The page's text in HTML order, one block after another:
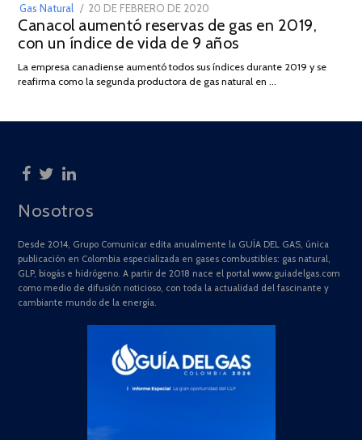
Gas Natural
POSTED
ON
20 DE FEBRERO DE 2020
DE
JULIO
2025
Canacol aumentó reservas de gas en 2019,
con un índice de vida de 9 años
La empresa canadiense aumentó todos sus índices durante 2019 y se
reafirma como la segunda productora de gas natural en …
Nosotros
Desde 2014, Grupo Comunicar edita anualmente la GUÍA DEL GAS, única
publicación en Colombia especializada en gases combustibles: gas natural,
GLP, biogás e hidrógeno. A partir de 2018 nace el portal www.guiadelgas.com
como medio de difusión noticioso, con toda la actualidad del fascinante y
cambiante mundo de la energía.